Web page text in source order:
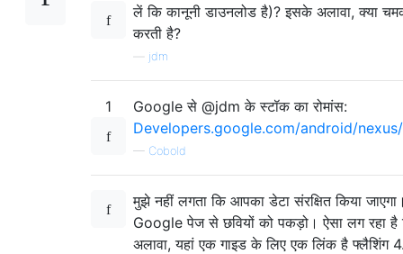
लें कि कानूनी डाउनलोड है)? इसके अलावा, क्या
करती है?
jdm
1
Google से @jdm के स्टॉक का रोमांस:
Developers.google.com/android/
— Cobold
मुझे नहीं लगता कि आपका डेटा संरक्षित किया
Google पेज से छवियों को पकड़ो। ऐसा लग रहा
अलावा, यहां एक गाइड के लिए एक लिंक है फ्लैशिंग